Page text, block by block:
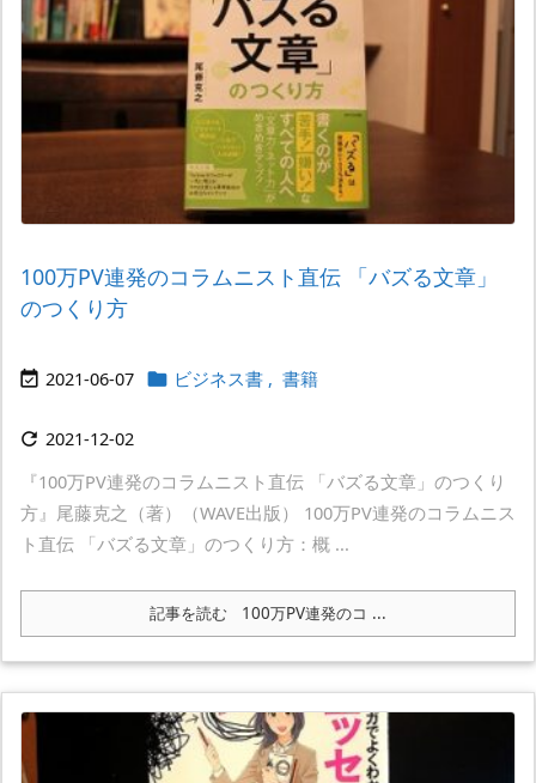
100万PV連発のコラムニスト直伝 「バズる文章」
のつくり方
 2021-06-07  ビジネス書 , 書籍
 2021-12-02
『100万PV連発のコラムニスト直伝 「バズる文章」のつくり
方』尾藤克之（著）（WAVE出版） 100万PV連発のコラムニス
ト直伝 「バズる文章」のつくり方：概 ...
記事を読む 100万PV連発のコ ...